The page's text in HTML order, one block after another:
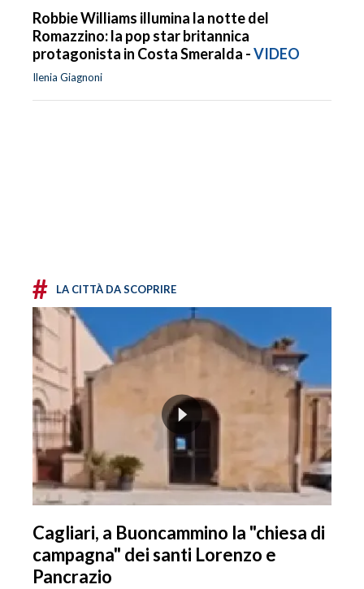
Robbie Williams illumina la notte del
Romazzino: la pop star britannica
protagonista in Costa Smeralda -VIDEO
Ilenia Giagnoni
# LA CITTÀ DA SCOPRIRE
Cagliari, a Buoncammino la "chiesa di
campagna" dei santi Lorenzo e
Pancrazio